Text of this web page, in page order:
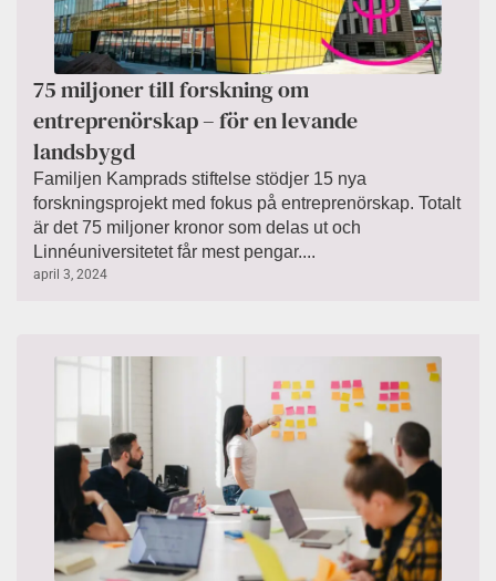
75 miljoner till forskning om
entreprenörskap – för en levande
landsbygd
Familjen Kamprads stiftelse stödjer 15 nya
forskningsprojekt med fokus på entreprenörskap. Totalt
är det 75 miljoner kronor som delas ut och
Linnéuniversitetet får mest pengar....
april 3, 2024